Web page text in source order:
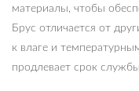
материалы, чтобы
Брус отличается от
к влаге и
продлевает срок